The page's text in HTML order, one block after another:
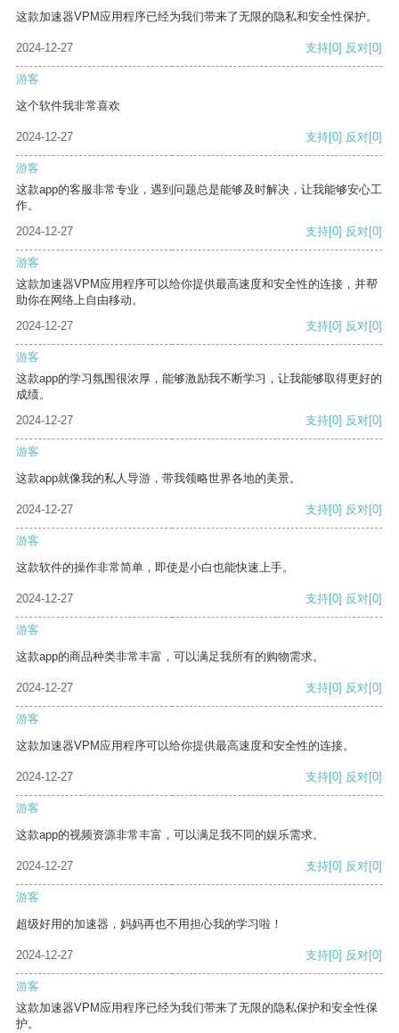
这款加速器VPM应用程序已经为我们带来了无限的隐私和安全性保护。
2024-12-27 支持[0] 反对[0]
游客
这个软件我非常喜欢
2024-12-27 支持[0] 反对[0]
游客
这款app的客服非常专业，遇到问题总是能够及时解决，让我能够安心工
作。
2024-12-27
支持[0] 反对[0]
游客
这款加速器VPM应用程序可以给你提供最高速度和安全性的连接，并帮
助你在网络上自由移动。
2024-12-27
支持[0] 反对[0]
游客
这款app的学习氛围很浓厚，能够激励我不断学习，让我能够取得更好的
成绩。
2024-12-27
支持[0] 反对[0]
游客
这款app就像我的私人导游，带我领略世界各地的美景。
2024-12-27 支持[0] 反对[0]
游客
这款软件的操作非常简单，即使是小白也能快速上手。
2024-12-27 支持[0] 反对[0]
游客
这款app的商品种类非常丰富，可以满足我所有的购物需求。
2024-12-27 支持[0] 反对[0]
游客
这款加速器VPM应用程序可以给你提供最高速度和安全性的连接。
2024-12-27 支持[0] 反对[0]
游客
这款app的视频资源非常丰富，可以满足我不同的娱乐需求。
2024-12-27 支持[0] 反对[0]
游客
超级好用的加速器，妈妈再也不用担心我的学习啦！
2024-12-27 支持[0] 反对[0]
游客
这款加速器VPM应用程序已经为我们带来了无限的隐私保护和安全性保
护。